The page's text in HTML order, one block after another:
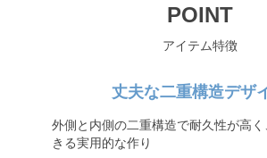
POINT
アイテム特徴
丈夫な二重構造デザ
外側と内側の二重構造で耐久性が高
きる実用的な作り